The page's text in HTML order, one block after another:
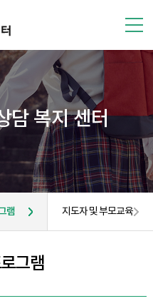
담 복지 센터
램 지도자 및 부모교육
그램